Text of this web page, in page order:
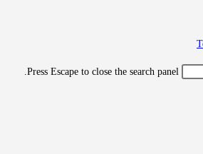
Press Escape to close the search